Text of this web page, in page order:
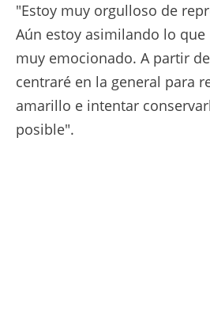
"Estoy muy orgulloso de
Aún estoy asimilando lo que
muy emocionado. A partir
centraré en la general para
amarillo e intentar
posible".